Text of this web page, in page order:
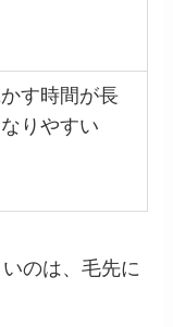
す時間が長
なりやすい
のは、毛先に